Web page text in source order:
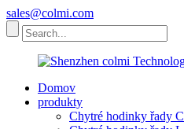
sales@colmi.com
Domov
produkty
Chytré hodinky řady C